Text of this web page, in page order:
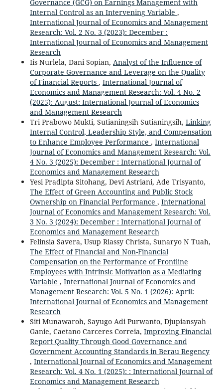
Governance (GCG) on Earnings Management with
Internal Control as an Intervening Variable ,
International Journal of Economics and Management
Research: Vol. 2 No. 3 (2023): December :
International Journal of Economics and Management
Research
Iis Nurlela, Dani Sopian, Analyst of the Influence of
Corporate Governance and Leverage on the Quality
of Financial Reports , International Journal of
Economics and Management Research: Vol. 4 No. 2
(2025): August: International Journal of Economics
and Management Research
Tri Prabowo Mukti, Sutianingsih Sutianingsih, Linking
Internal Control, Leadership Style, and Compensation
to Enhance Employee Performance , International
Journal of Economics and Management Research: Vol.
4 No. 3 (2025): December : International Journal of
Economics and Management Research
Yesi Pradipta Sitohang, Devi Astriani, Ade Trisyanto,
The Effect of Green Accounting and Public Stock
Ownership on Financial Performance , International
Journal of Economics and Management Research: Vol.
3 No. 3 (2024): December : International Journal of
Economics and Management Research
Felinsia Savera, Usup Riassy Christa, Sunaryo N Tuah,
The Effect of Financial and Non-Financial
Compensation on the Performance of Frontline
Employees with Intrinsic Motivation as a Mediating
Variable , International Journal of Economics and
Management Research: Vol. 5 No. 1 (2026): April:
International Journal of Economics and Management
Research
Siti Munawaroh, Sayugo Adi Purwanto, Djupiansyah
Ganie, Caetano Carceres Correia, Improving Financial
Report Quality Through Good Governance and
Government Accounting Standards in Berau Regency
, International Journal of Economics and Management
Research: Vol. 4 No. 1 (2025): : International Journal of
Economics and Management Research